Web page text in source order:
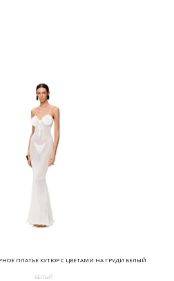
ПЛАТЬЕ КУТЮР С ЦВЕТАМИ НА ГРУДИ БЕЛЫЙ
БЕЛЫЙ